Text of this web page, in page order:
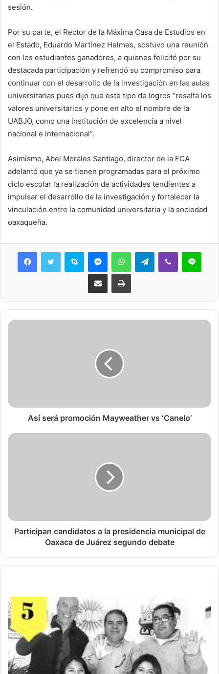
sesión.
Por su parte, el Rector de la Máxima Casa de Estudios en
el Estado, Eduardo Martínez Helmes, sostuvo una reunión
con los estudiantes ganadores, a quienes felicitó por su
destacada participación y refrendó su compromiso para
continuar con el desarrollo de la investigación en las aulas
universitarias pues dijo que este tipo de logros “resalta los
valores universitarios y pone en alto el nombre de la
UABJO, como una institución de excelencia a nivel
nacional e internacional”.
Asimismo, Abel Morales Santiago, director de la FCA
adelantó que ya se tienen programadas para el próximo
ciclo escolar la realización de actividades tendientes a
impulsar el desarrollo de la investigación y fortalecer la
vinculación entre la comunidad universitaria y la sociedad
oaxaqueña.
Skype MessengerWhatsAppTelegramViber Line
Share via Email Print
Así será promoción Mayweather vs ‘Canelo’
Participan candidatos a la presidencia municipal de
Oaxaca de Juárez segundo debate